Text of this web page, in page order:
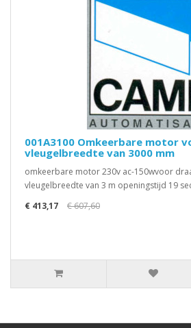
001A3100 Omkeerbare motor
vleugelbreedte van 3000 mm
omkeerbare motor 230v ac-150wvoor
vleugelbreedte van 3 m openingstijd 19
€ 413,17
€ 607,60